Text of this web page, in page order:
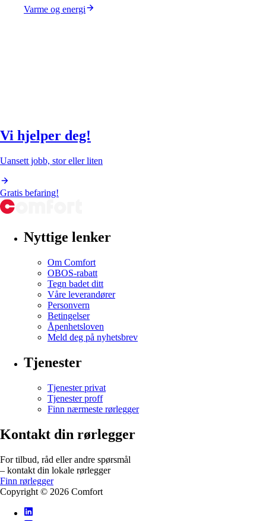
Varme og energi
Vi hjelper deg!
Uansett jobb, stor eller liten
Gratis befaring!
Nyttige lenker
Om Comfort
OBOS-rabatt
Tegn badet ditt
Våre leverandører
Personvern
Betingelser
Åpenhetsloven
Meld deg på nyhetsbrev
Tjenester
Tjenester privat
Tjenester proff
Finn nærmeste rørlegger
Kontakt din rørlegger
For tilbud, råd eller andre spørsmål
– kontakt din lokale rørlegger
Finn rørlegger
Copyright © 2026 Comfort